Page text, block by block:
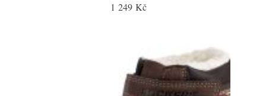
1 249 Kč